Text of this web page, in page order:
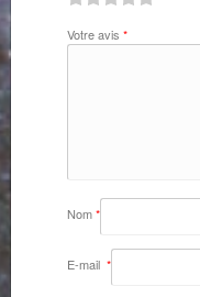
Votre avis *
Nom*
E-mail *